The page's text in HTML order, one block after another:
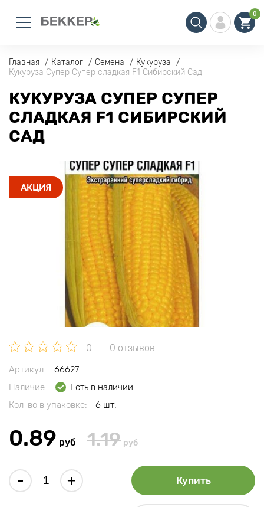
0
Главная Каталог Семена
Кукуруза
Кукуруза Супер Супер сладкая F1 Сибирский Сад
КУКУРУЗА СУПЕР СУПЕР
СЛАДКАЯ F1 СИБИРСКИЙ
САД
АКЦИЯ
0 0 отзывов
Артикул:
66627
Наличие:
Есть в наличии
Кол-во в упаковке:
6 шт.
0.89 руб 1.19 руб
- + Купить